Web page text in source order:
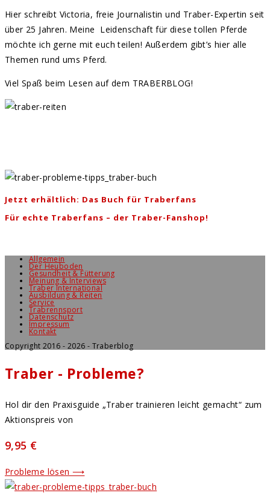
Hier schreibt Victoria, freie Journalistin und Traber-Expertin seit
über 25 Jahren. Meine Leidenschaft für diese tollen Pferde
möchte ich gerne mit euch teilen! Außerdem gibt’s hier alle
Themen rund ums Pferd.
Viel Spaß beim Lesen auf dem TRABERBLOG!
Jetzt erhältlich: Das Buch für Traberfans
Für echte Traberfans – der Traber-Fanshop!
Allgemein
Der Heuboden
Gesundheit & Fütterung
Meinung & Interviews
Traber International
Ausbildung & Reiten
Service
Trabrennsport
Datenschutz
Impressum
Kontakt
Copyright 2016 - 2026 - Traberblog
Traber - Probleme?
Hol dir den Praxisguide „Traber trainieren leicht gemacht“ zum
Aktionspreis von
9,95 €
Probleme lösen ⟶